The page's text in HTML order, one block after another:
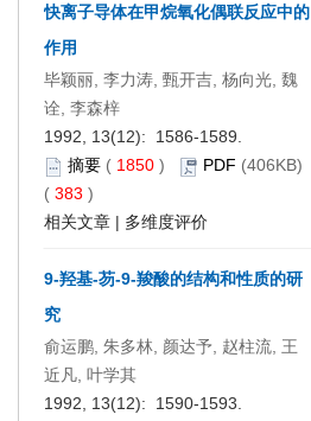
快离子导体在甲烷氧化偶联反应中的
作用
毕颖丽, 李力涛, 甄开吉, 杨向光, 魏
诠, 李森梓
1992, 13(12): 1586-1589.
摘要 ( 1850 ) PDF (406KB)
( 383 )
相关文章 | 多维度评价
9-羟基-芴-9-羧酸的结构和性质的研
究
俞运鹏, 朱多林, 颜达予, 赵柱流, 王
近凡, 叶学其
1992, 13(12): 1590-1593.